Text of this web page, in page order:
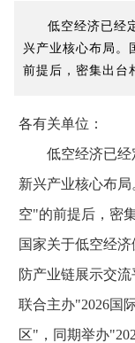
低空经济已经
兴产业核心布局。
前提后，密集出台
各有关单位：
低空经济已经
新兴产业核心布
空"的前提后，密
国家关于低空经
防产业链展示交
联合主办"2026国
区"，同期举办